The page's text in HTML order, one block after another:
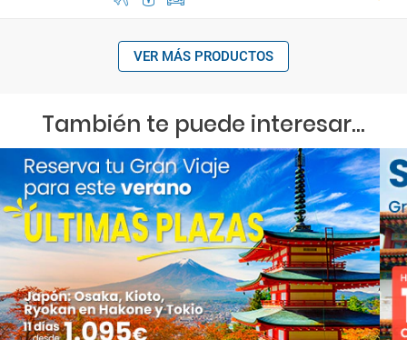
VER MÁS PRODUCTOS
También te puede interesar...